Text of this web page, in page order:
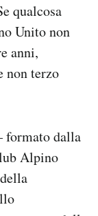
qualcosa
Unito non
anni,
non terzo
formato dalla
Alpino